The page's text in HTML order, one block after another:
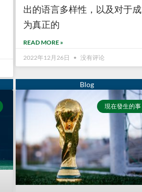
出的语言多样性，以及对于成
为真正的
READ MORE »
2022年12月26日
没有评论
現在發生的事